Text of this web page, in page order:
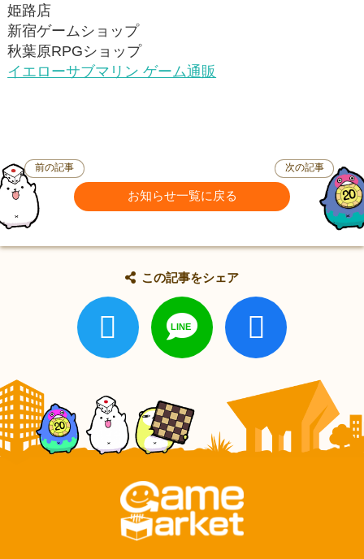
姫路店
新宿ゲームショップ
秋葉原RPGショップ
イエローサブマリン ゲーム通販
前の記事
お知らせ一覧に戻る
次の記事
この記事をシェア